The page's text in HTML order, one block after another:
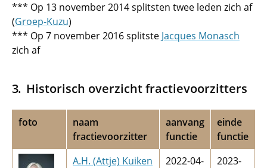
*** Op 13 november 2014 splitsten twee leden zich af
(Groep-Kuzu)
*** Op 7 november 2016 splitste Jacques Monasch
zich af
Historisch overzicht fractievoorzitters
foto
naam
fractievoorzitter
aanvang
functie
einde
functie
A.H. (Attje) Kuiken
2022-04-
2023-